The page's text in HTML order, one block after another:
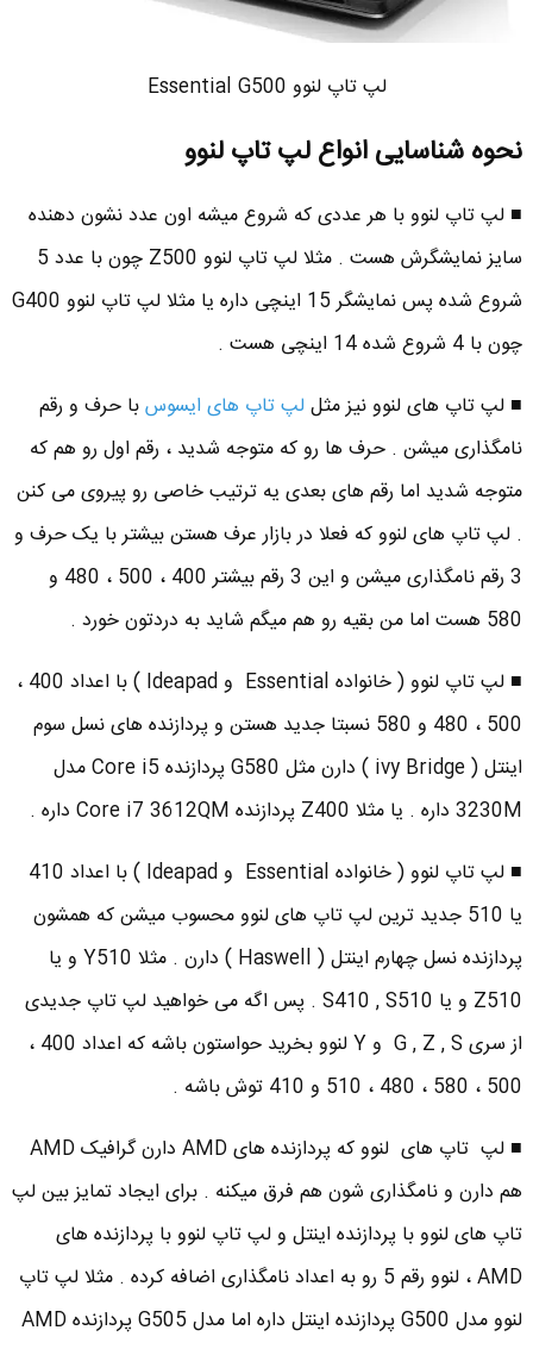
لپ تاپ لنوو Essential G500
نحوه شناسایی انواع لپ تاپ لنوو
■ لپ تاپ لنوو با هر عددی که شروع میشه اون عدد نشون دهنده
سایز نمایشگرش هست . مثلا لپ تاپ لنوو Z500 چون با عدد 5
شروع شده پس نمایشگر 15 اینچی داره یا مثلا لپ تاپ لنوو G400
چون با 4 شروع شده 14 اینچی هست .
■ لپ تاپ های لنوو نیز مثل لپ تاپ های ایسوسبا حرف و رقم
نامگذاری میشن . حرف ها رو که متوجه شدید ، رقم اول رو هم که
متوجه شدید اما رقم های بعدی یه ترتیب خاصی رو پیروی می کنن
. لپ تاپ های لنوو که فعلا در بازار عرف هستن بیشتر با یک حرف و
3 رقم نامگذاری میشن و این 3 رقم بیشتر 400 ، 500 ، 480 و
580 هست اما من بقیه رو هم میگم شاید به دردتون خورد .
■ لپ تاپ لنوو ( خانواده Essential و Ideapad ) با اعداد 400 ،
500 ، 480 و 580 نسبتا جدید هستن و پردازنده های نسل سوم
اینتل ( ivy Bridge ) دارن مثل G580 پردازنده Core i5 مدل
3230M داره . یا مثلا Z400 پردازنده Core i7 3612QM داره .
■ لپ تاپ لنوو ( خانواده Essential و Ideapad ) با اعداد 410
یا 510 جدید ترین لپ تاپ های لنوو محسوب میشن که همشون
پردازنده نسل چهارم اینتل ( Haswell ) دارن . مثلا Y510 و یا
Z510 و یا S410 , S510 . پس اگه می خواهید لپ تاپ جدیدی
از سری G , Z , S و Y لنوو بخرید حواستون باشه که اعداد 400 ،
500 ، 580 ، 480 ، 510 و 410 توش باشه .
■ لپ تاپ های لنوو که پردازنده های AMD دارن گرافیک AMD
هم دارن و نامگذاری شون هم فرق میکنه . برای ایجاد تمایز بین لپ
تاپ های لنوو با پردازنده اینتل و لپ تاپ لنوو با پردازنده های
AMD ، لنوو رقم 5 رو به اعداد نامگذاری اضافه کرده . مثلا لپ تاپ
لنوو مدل G500 پردازنده اینتل داره اما مدل G505 پردازنده AMD